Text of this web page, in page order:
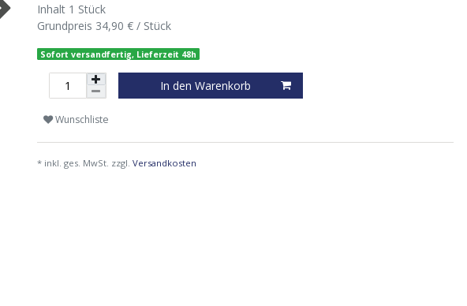
Inhalt 1 Stück
Grundpreis 34,90 € / Stück
Sofort versandfertig, Lieferzeit 48h
In den Warenkorb
Wunschliste
* inkl. ges. MwSt. zzgl. Versandkosten